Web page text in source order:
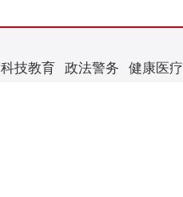
科技教育 政法警务 健康医疗